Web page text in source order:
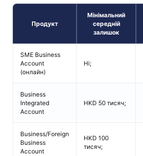
Продукт
Мінімальний
середній
залишок
SME Business
Account
(онлайн)
Ні;
Business
Integrated
Account
HKD 50 тисяч;
Business/Foreign
Business
Account
HKD 100
тисяч;